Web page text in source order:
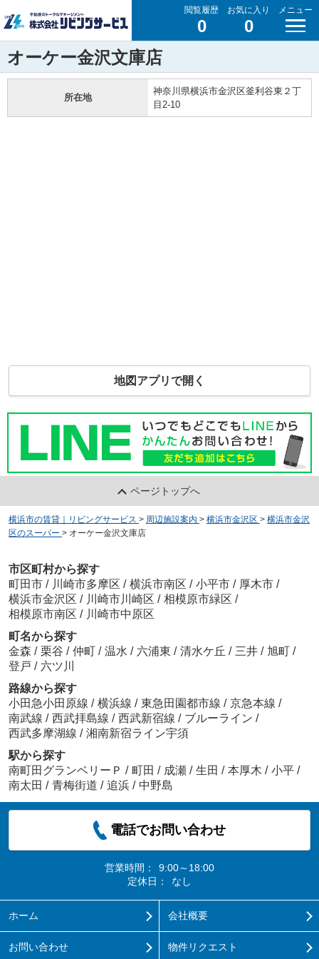
閲覧履歴
0
お気に入り
0
メニュー
オーケー金沢文庫店
所在地
神奈川県横浜市金沢区釜利谷東２丁
目2-10
地図アプリで開く
ページトップへ
横浜市の賃貸｜リビングサービス > 周辺施設案内 > 横浜市金沢区 > 横浜市金沢
区のスーパー > オーケー金沢文庫店
市区町村から探す
町田市 / 川崎市多摩区 / 横浜市南区 / 小平市 / 厚木市 /
横浜市金沢区 / 川崎市川崎区 / 相模原市緑区 /
相模原市南区 / 川崎市中原区
町名から探す
金森 / 栗谷 / 仲町 / 温水 / 六浦東 / 清水ケ丘 / 三井 / 旭町 /
登戸 / 六ツ川
路線から探す
小田急小田原線 / 横浜線 / 東急田園都市線 / 京急本線 /
南武線 / 西武拝島線 / 西武新宿線 / ブルーライン /
西武多摩湖線 / 湘南新宿ライン宇須
駅から探す
南町田グランベリーＰ / 町田 / 成瀬 / 生田 / 本厚木 / 小平 /
南太田 / 青梅街道 / 追浜 / 中野島
電話でお問い合わせ
営業時間：
9:00～18:00
定休日：
なし
ホーム 会社概要
お問い合わせ 物件リクエスト